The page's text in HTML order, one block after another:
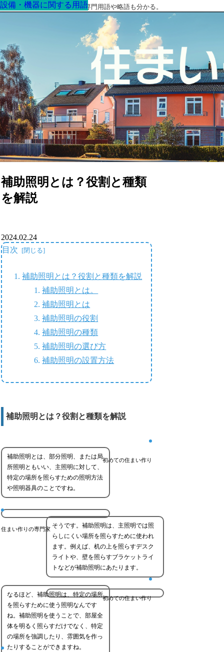
最高の家を作るための知識！専門用語や略語も分かる。
補助照明とは？役割と種類
を解説
設備・機器に関する用語
2024.02.24
目次
補助照明とは？役割と種類を解説
補助照明とは。
補助照明とは
補助照明の役割
補助照明の種類
補助照明の選び方
補助照明の設置方法
補助照明とは？役割と種類を解説
初めての住まい作り
補助照明とは、部分照明、または局
所照明ともいい、主照明に対して、
特定の場所を照らすための照明方法
や照明器具のことですね。
住まい作りの専門家 そうです。補助照明は、主照明では照
らしにくい場所を照らすために使われ
ます。例えば、机の上を照らすデスク
ライトや、壁を照らすブラケットライ
トなどが補助照明にあたります。
初めての住まい作り
なるほど、補助照明は、特定の場所
を照らすために使う照明なんです
ね。補助照明を使うことで、部屋全
体を明るく照らすだけでなく、特定
の場所を強調したり、雰囲気を作っ
たりすることができますね。
設備・機器に関する用語
設備・機器に関する用語
設備・機器に関する用語
設備・機器に関する用語
設備・機器に関する用語
設備・機器に関する用語